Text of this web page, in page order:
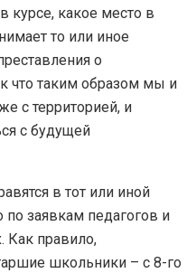
курсе, какое место в
то или иное
о
что таким образом мы и
с территорией, и
с будущей
в тот или иной
по заявкам педагогов и
Как правило,
школьники – с 8-го